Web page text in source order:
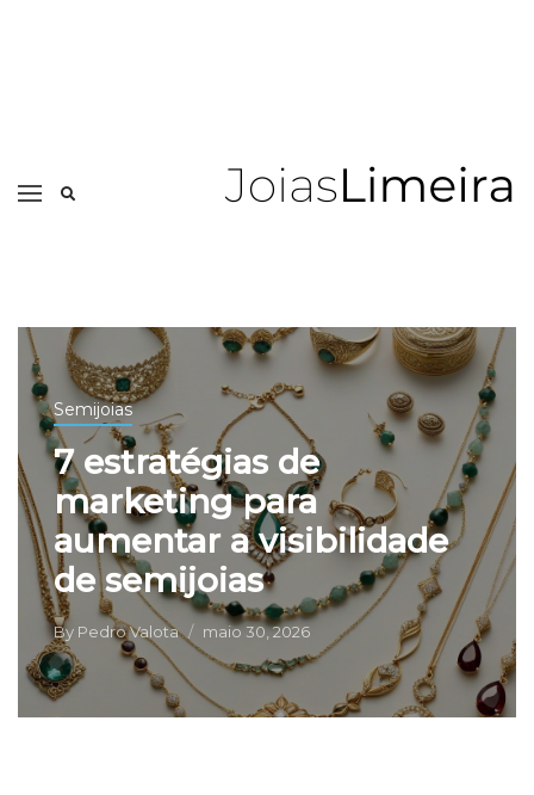
Semijoias
7 estratégias de
marketing para
aumentar a visibilidade
de semijoias
By Pedro Valota maio 30, 2026